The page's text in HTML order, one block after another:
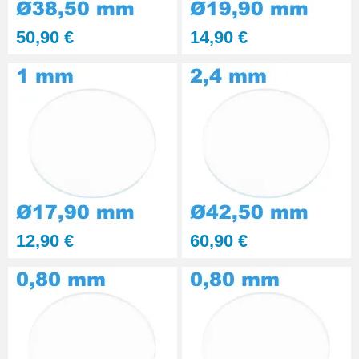
Kit polissage pâte diamantée
matériaux durs 6 seringues
Pince pour Changer un Verre de
41,90 €
50,90 € 14,90 €
12,90 € 60,90 €